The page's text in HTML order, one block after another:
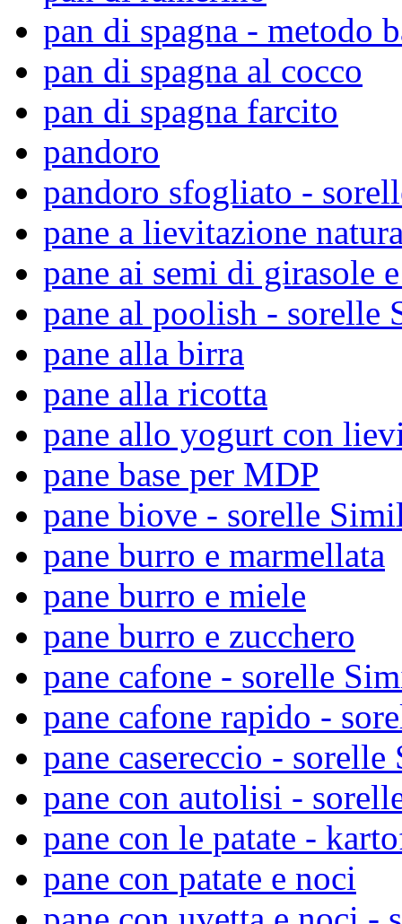
pan di spagna - metodo
pan di spagna al cocco
pan di spagna farcito
pandoro
pandoro sfogliato -
pane a lievitazione
pane ai semi di girasole
pane al poolish - sorelle
pane alla birra
pane alla ricotta
pane allo yogurt con
pane base per MDP
pane biove - sorelle
pane burro e marmellata
pane burro e miele
pane burro e zucchero
pane cafone - sorelle
pane cafone rapido -
pane casereccio -
pane con autolisi -
pane con le patate -
pane con patate e noci